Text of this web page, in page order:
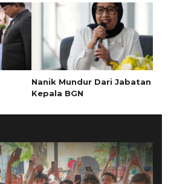
Nanik Mundur Dari Jabatan
Kepala BGN